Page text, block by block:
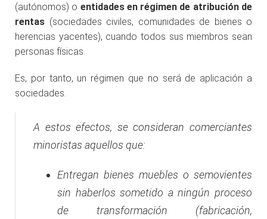
(autónomos) o entidades en régimen de atribución de
rentas (sociedades civiles, comunidades de bienes o
herencias yacentes), cuando todos sus miembros sean
personas físicas.
Es, por tanto, un régimen que no será de aplicación a
sociedades.
A estos efectos, se consideran comerciantes
minoristas aquellos que:
Entregan bienes muebles o semovientes
sin haberlos sometido a ningún proceso
de transformación (fabricación,